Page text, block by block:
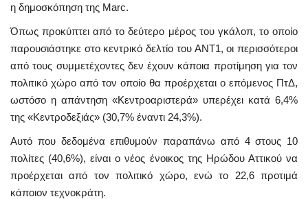
η δημοσκόπηση της Marc.
Όπως προκύπτει από το δεύτερο μέρος του γκάλοπ, το οποίο
παρουσιάστηκε στο κεντρικό δελτίο του ΑΝΤ1, οι περισσότεροι
από τους συμμετέχοντες δεν έχουν κάποια προτίμηση για τον
πολιτικό χώρο από τον οποίο θα προέρχεται ο επόμενος ΠτΔ,
ωστόσο η απάντηση «Κεντροαριστερά» υπερέχει κατά 6,4%
της «Κεντροδεξιάς» (30,7% έναντι 24,3%).
Αυτό που δεδομένα επιθυμούν παραπάνω από 4 στους 10
πολίτες (40,6%), είναι ο νέος ένοικος της Ηρώδου Αττικού να
προέρχεται από τον πολιτικό χώρο, ενώ το 22,6 προτιμά
κάποιον τεχνοκράτη.